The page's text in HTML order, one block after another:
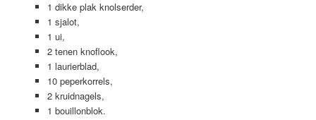
1 dikke plak knolserder,
1 sjalot,
1 ui,
2 tenen knoflook,
1 laurierblad,
10 peperkorrels,
2 kruidnagels,
1 bouillonblok.